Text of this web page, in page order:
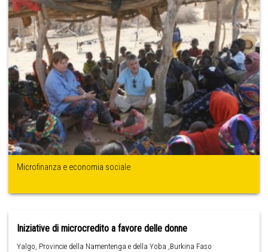
Microfinanza e economia sociale
Iniziative di microcredito a favore delle donne
Yalgo, Provincie della Namentenga e della Yoba ,Burkina Faso